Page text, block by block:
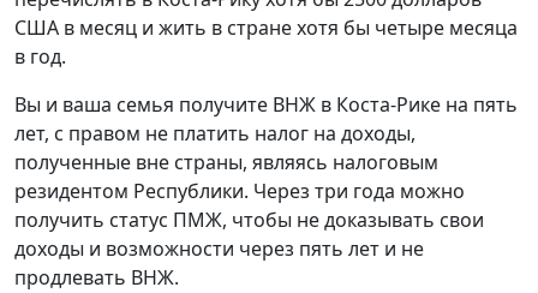
США в месяц и жить в стране хотя бы четыре месяца
в год.
Вы и ваша семья получите ВНЖ в Коста-Рике на пять
лет, с правом не платить налог на доходы,
полученные вне страны, являясь налоговым
резидентом Республики. Через три года можно
получить статус ПМЖ, чтобы не доказывать свои
доходы и возможности через пять лет и не
продлевать ВНЖ.